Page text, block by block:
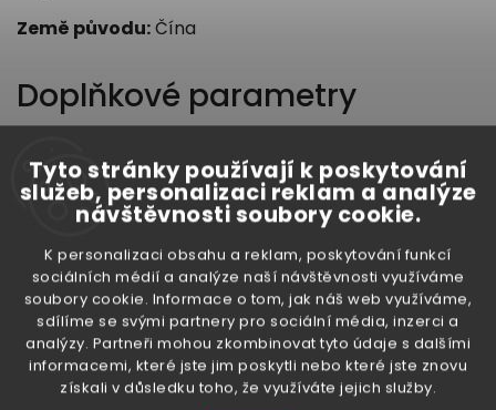
Tyto stránky používají k poskytování
služeb, personalizaci reklam a analýze
návštěvnosti soubory cookie.
K personalizaci obsahu a reklam, poskytování funkcí
sociálních médií a analýze naší návštěvnosti využíváme
soubory cookie. Informace o tom, jak náš web využíváme,
sdílíme se svými partnery pro sociální média, inzerci a
analýzy. Partneři mohou zkombinovat tyto údaje s dalšími
informacemi, které jste jim poskytli nebo které jste znovu
získali v důsledku toho, že využíváte jejich služby.
Země původu:Čína
Doplňkové parametry
Kategorie: Nádobí pro asijskou kuchyni
Hmotnost: 2.1 kg
EAN: 8713016009906
Položka byla vyprodána…
High-contrast mode